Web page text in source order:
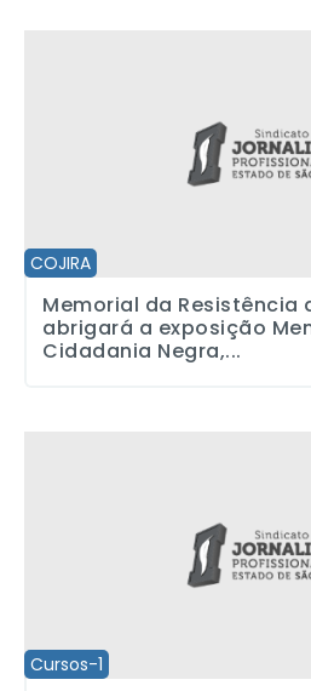
COJIRA
Memorial da Resistência
abrigará a exposição
Cidadania Negra,...
Cursos-1